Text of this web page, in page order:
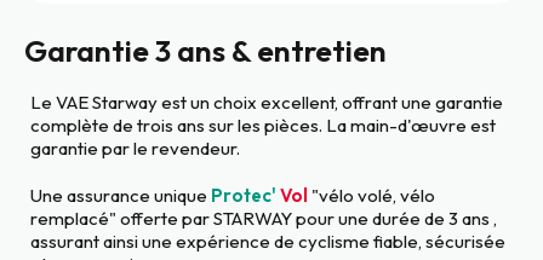
Garantie 3 ans & entretien
Le VAE Starway est un choix excellent, offrant une garantie
complète de trois ans sur les pièces. La main-d'œuvre est
garantie par le revendeur.
Une assurance unique Protec' Vol "vélo volé, vélo
remplacé" offerte par STARWAY pour une durée de 3 ans ,
assurant ainsi une expérience de cyclisme fiable, sécurisée